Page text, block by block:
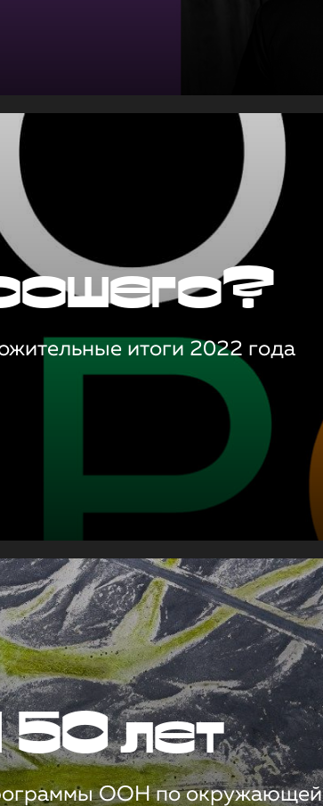
итоги 2022 года
лет
ООН по окружающей